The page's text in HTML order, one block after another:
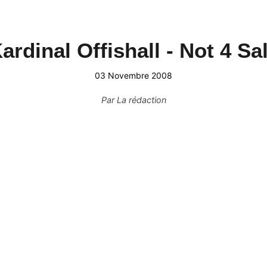
Offishall - Not 4
03 Novembre 2008
ParLa rédaction